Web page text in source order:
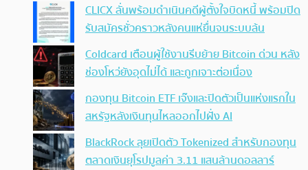
CLICX ลั่นพร้อมดำเนินคดีผู้ตั้งใจบิดหนี้ พร้อมปิด
รับสมัครชั่วคราวหลังคนแห่ยื่นจนระบบล้น
Coldcard เตือนผู้ใช้งานรีบย้าย Bitcoin ด่วน หลัง
ช่องโหว่ยังอุดไม่ได้ และถูกเจาะต่อเนื่อง
กองทุน Bitcoin ETF เจ๊งและปิดตัวเป็นแห่งแรกใน
สหรัฐหลังเงินทุนไหลออกไปฝั่ง AI
BlackRock ลุยเปิดตัว Tokenized สำหรับกองทุน
ตลาดเงินยุโรปมูลค่า 3.11 แสนล้านดอลลาร์